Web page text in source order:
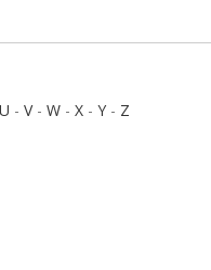
U - V- W - X - Y - Z